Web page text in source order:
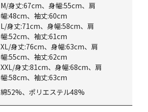
M/身丈:67cm、身幅:55cm、肩
幅:48cm、袖丈:60cm
L/身丈:71cm、身幅:58cm、肩
幅:52cm、袖丈:61cm
XL/身丈:76cm、身幅:63cm、肩
幅:55cm、袖丈:62cm
XXL/身丈:81cm、身幅:68cm、肩
幅:58cm、袖丈:63cm
綿52%、ポリエステル48%